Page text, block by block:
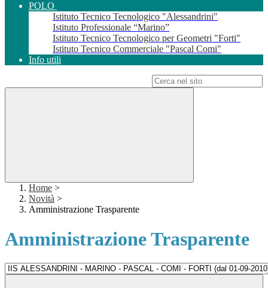
POLO
Istituto Tecnico Tecnologico "Alessandrini"
Istituto Professionale “Marino”
Istituto Tecnico Tecnologico per Geometri "Forti"
Istituto Tecnico Commerciale "Pascal Comi"
Info utili
Home >
Novità >
Amministrazione Trasparente
Amministrazione Trasparente